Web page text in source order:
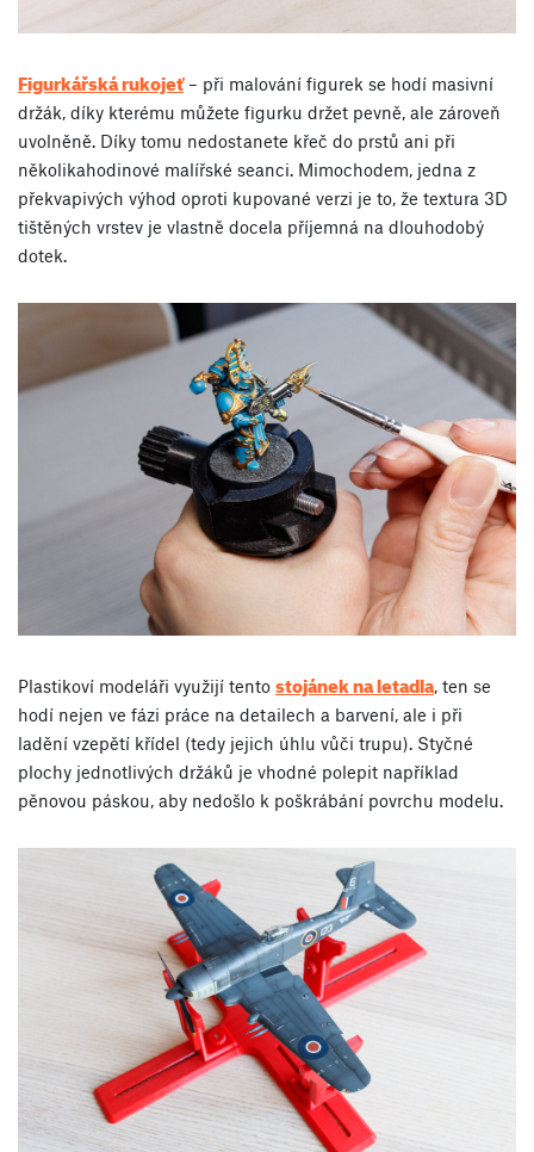
Figurkářská rukojeť– při malování figurek se hodí masivní
držák, díky kterému můžete figurku držet pevně, ale zároveň
uvolněně. Díky tomu nedostanete křeč do prstů ani při
několikahodinové malířské seanci. Mimochodem, jedna z
překvapivých výhod oproti kupované verzi je to, že textura 3D
tištěných vrstev je vlastně docela příjemná na dlouhodobý
dotek.
Plastikoví modeláři využijí tento stojánek na letadla, ten se
hodí nejen ve fázi práce na detailech a barvení, ale i při
ladění vzepětí křídel (tedy jejich úhlu vůči trupu). Styčné
plochy jednotlivých držáků je vhodné polepit například
pěnovou páskou, aby nedošlo k poškrábání povrchu modelu.